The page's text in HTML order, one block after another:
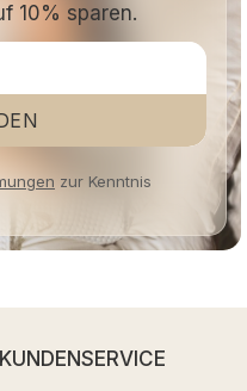
10% sparen.
zur Kenntnis
KUNDENSERVICE